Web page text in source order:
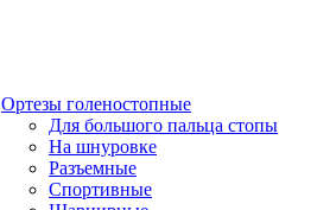
Ортезы голеностопные
Для большого пальца стопы
На шнуровке
Разъемные
Спортивные